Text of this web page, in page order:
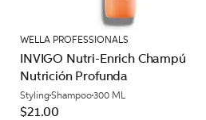
WELLA PROFESSIONALS
INVIGO Nutri-Enrich Champú
Nutrición Profunda
StylingShampoo300 ML
$21.00